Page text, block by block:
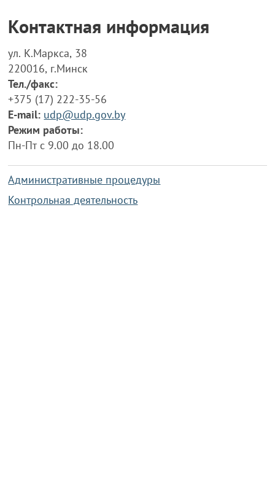
Контактная информация
ул. К.Маркса, 38
220016, г.Минск
Тел./факс:
+375 (17) 222-35-56
E-mail: udp@udp.gov.by
Режим работы:
Пн-Пт с 9.00 до 18.00
Административные процедуры
Контрольная деятельность